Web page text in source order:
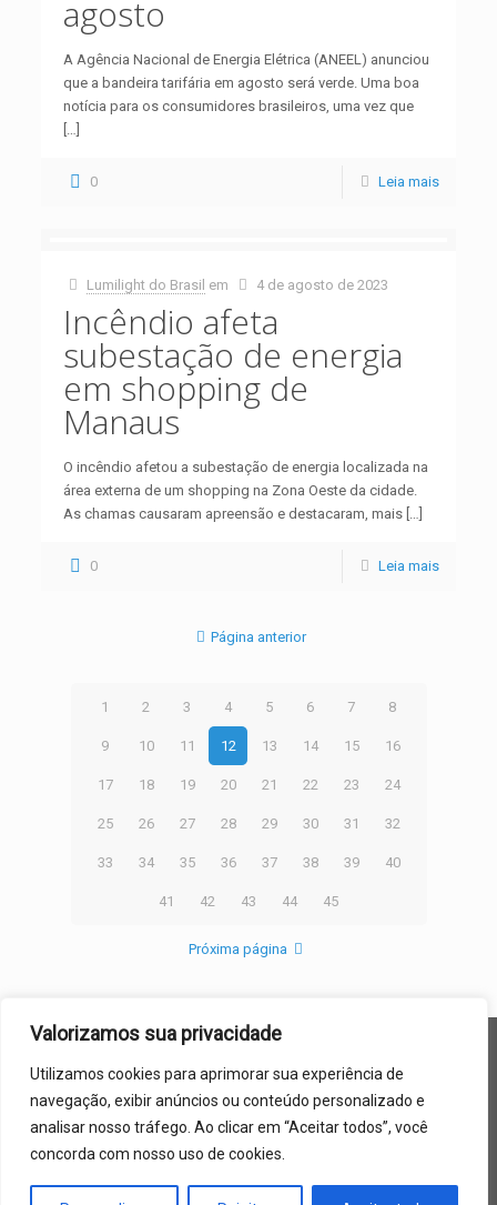
Valorizamos sua privacidade
Utilizamos cookies para aprimorar sua experiência de
navegação, exibir anúncios ou conteúdo personalizado e
analisar nosso tráfego. Ao clicar em “Aceitar todos”, você
concorda com nosso uso de cookies.
agosto
A Agência Nacional de Energia Elétrica (ANEEL) anunciou
que a bandeira tarifária em agosto será verde. Uma boa
notícia para os consumidores brasileiros, uma vez que
[…]
0 Leia mais
Lumilight do Brasil em 4 de agosto de 2023
Incêndio afeta
subestação de energia
em shopping de
Manaus
O incêndio afetou a subestação de energia localizada na
área externa de um shopping na Zona Oeste da cidade.
As chamas causaram apreensão e destacaram, mais […]
0 Leia mais
Página anterior
1 2 3 4 5 6 7 8
9 10 11 12 13 14 15 16
17 18 19 20 21 22 23 24
25 26 27 28 29 30 31 32
33 34 35 36 37 38 39 40
41 42 43 44 45
Próxima página
MATRIZ: EMPRESARIAL BURLE MARX AVENIDA AGAMENON
MAGALHÃES, Nº 2615, BOA VISTA – RECIFE